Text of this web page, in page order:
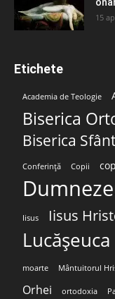
15
Etichete
Academia de Teologie
Biserica
Biserica
Conferință Copii
Iisus Iisus
Lucășeuca
moarte Mântuitorul
Orhei ortodoxia